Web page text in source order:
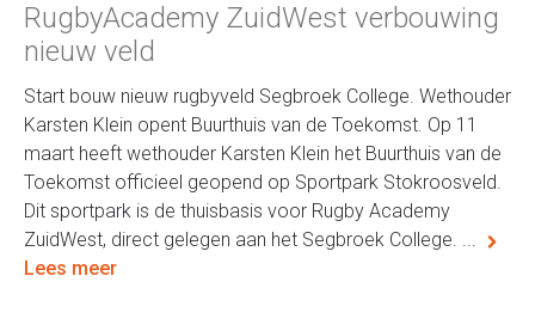
RugbyAcademy ZuidWest verbouwing
nieuw veld
Start bouw nieuw rugbyveld Segbroek College. Wethouder
Karsten Klein opent Buurthuis van de Toekomst. Op 11
maart heeft wethouder Karsten Klein het Buurthuis van de
Toekomst officieel geopend op Sportpark Stokroosveld.
Dit sportpark is de thuisbasis voor Rugby Academy
ZuidWest, direct gelegen aan het Segbroek College. ...
Lees meer